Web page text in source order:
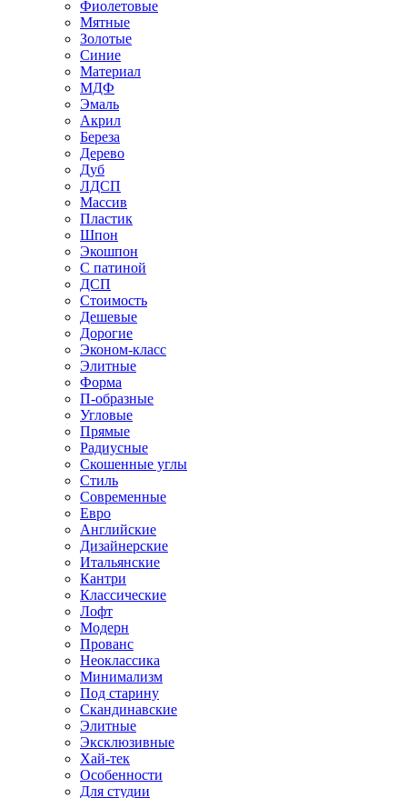
Фиолетовые
Мятные
Золотые
Синие
Материал
МДФ
Эмаль
Акрил
Береза
Дерево
Дуб
ЛДСП
Массив
Пластик
Шпон
Экошпон
С патиной
ДСП
Стоимость
Дешевые
Дорогие
Эконом-класс
Элитные
Форма
П-образные
Угловые
Прямые
Радиусные
Скошенные углы
Стиль
Современные
Евро
Английские
Дизайнерские
Итальянские
Кантри
Классические
Лофт
Модерн
Прованс
Неоклассика
Минимализм
Под старину
Скандинавские
Элитные
Эксклюзивные
Хай-тек
Особенности
Для студии